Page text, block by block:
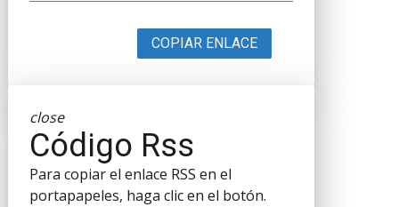
COPIAR ENLACE
close
Código Rss
Para copiar el enlace RSS en el
portapapeles, haga clic en el botón.